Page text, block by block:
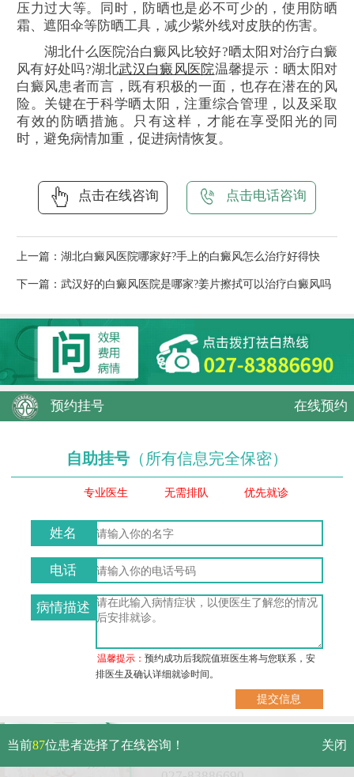
压力过大等。同时，防晒也是必不可少的，使用防晒
霜、遮阳伞等防晒工具，减少紫外线对皮肤的伤害。
湖北什么医院治白癜风比较好?晒太阳对治疗白癜
风有好处吗?湖北武汉白癜风医院温馨提示：晒太阳对
白癜风患者而言，既有积极的一面，也存在潜在的风
险。关键在于科学晒太阳，注重综合管理，以及采取
有效的防晒措施。只有这样，才能在享受阳光的同
时，避免病情加重，促进病情恢复。
点击在线咨询 点击电话咨询
上一篇： 湖北白癜风医院哪家好?手上的白癜风怎么治疗好得快
下一篇： 武汉好的白癜风医院是哪家?姜片擦拭可以治疗白癜风吗
预约挂号 在线预约
自助挂号 （所有信息完全保密）
专业医生 无需排队 优先就诊
姓名
电话
病情描述
温馨提示：预约成功后我院值班医生将与您联系，安
排医生及确认详细就诊时间。
武汉市硚口区解放大道479号
免费电话：
当前87位患者选择了在线咨询！ 关闭